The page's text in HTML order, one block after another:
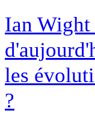
Ian Wight
les
?